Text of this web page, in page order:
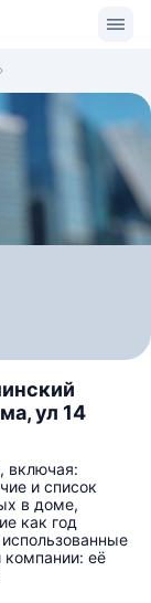
ул 14
включая:
и список
в доме,
как год
её